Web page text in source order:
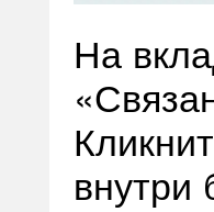
На
внутри